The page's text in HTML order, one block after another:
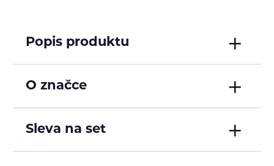
Popis produktu
O značce
Sleva na set